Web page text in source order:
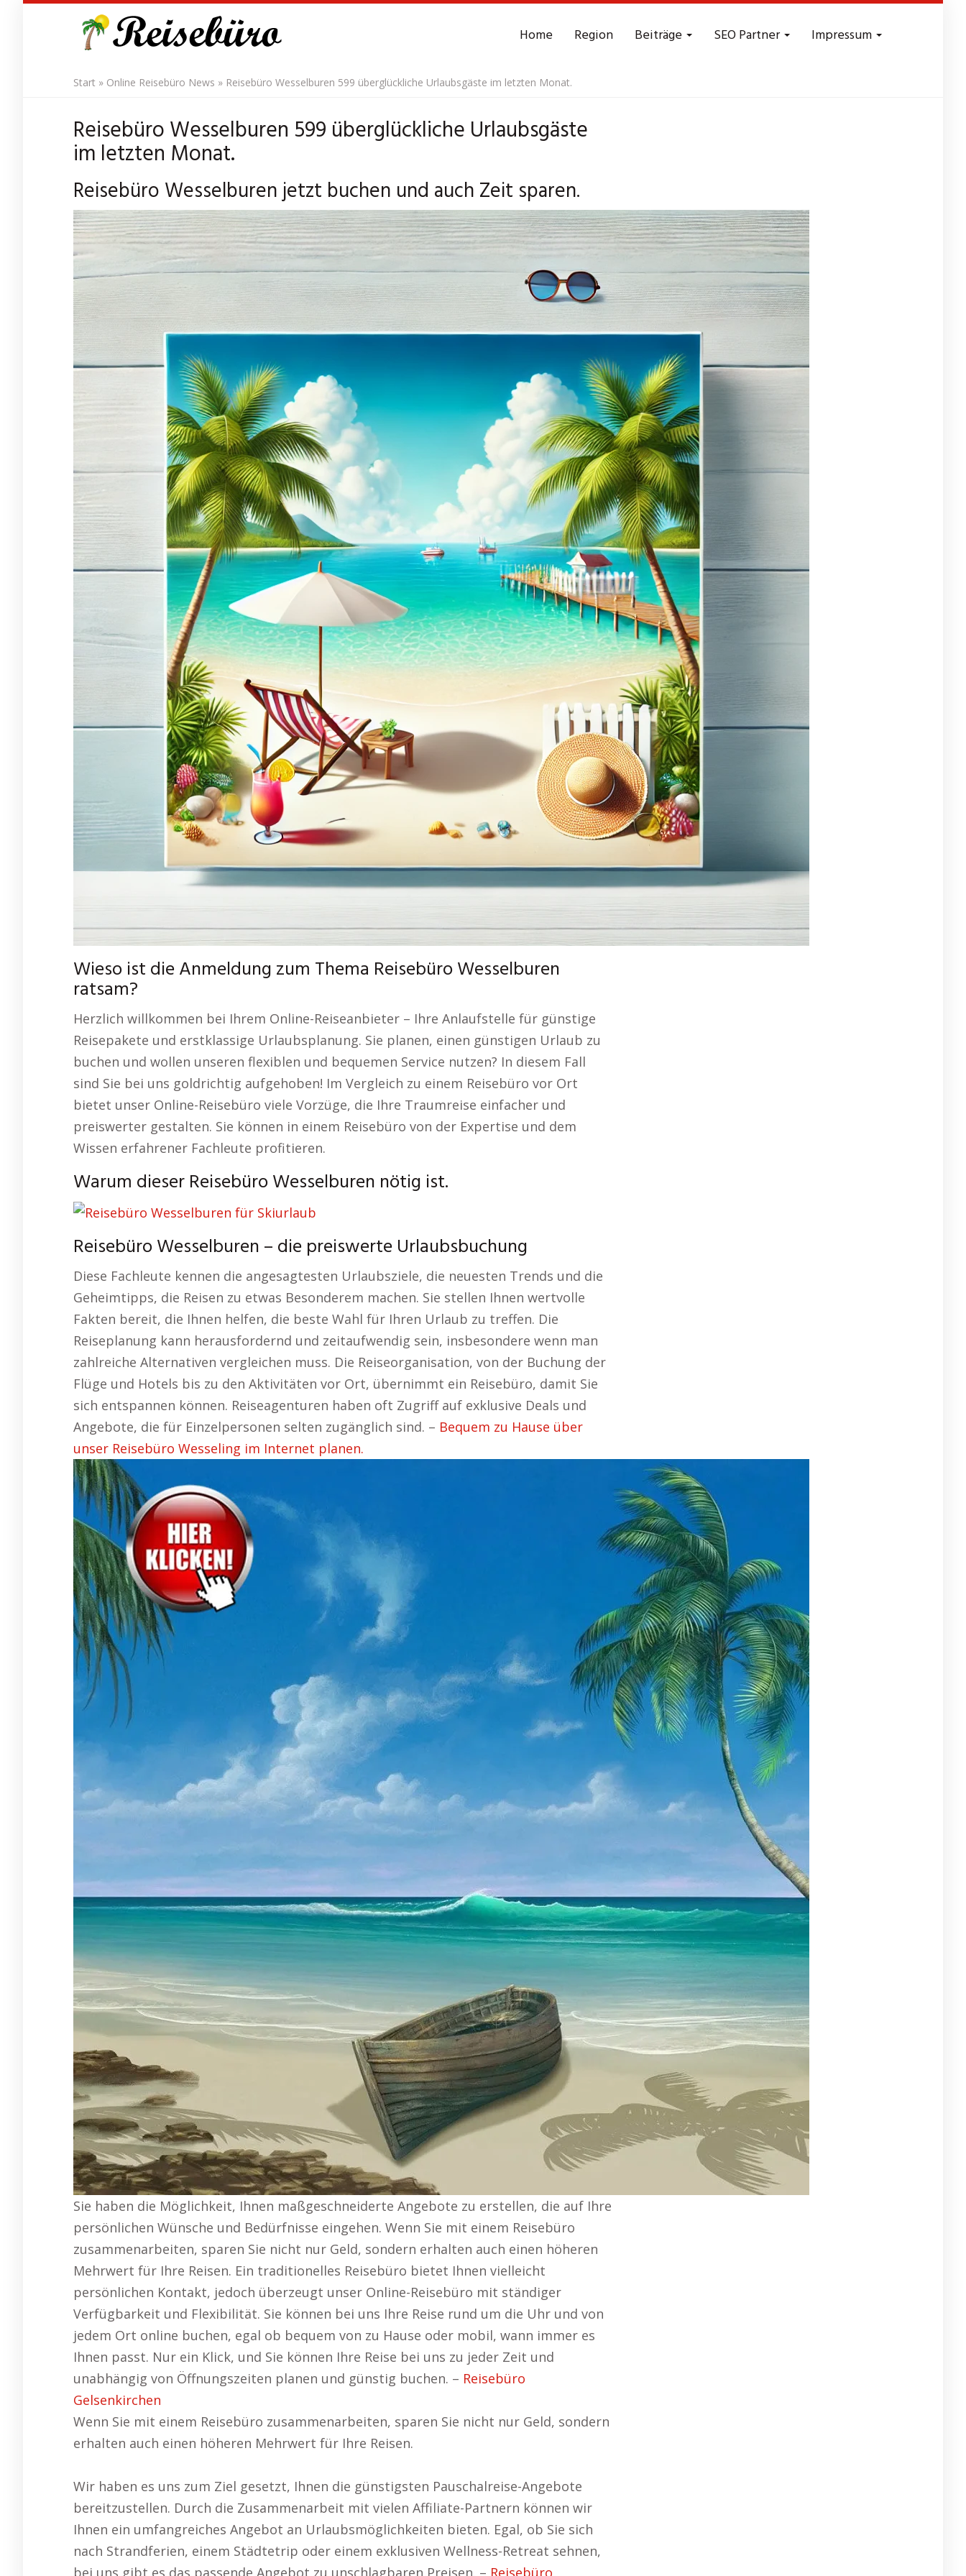
Home Region Beiträge SEO Partner Impressum
Start » Online Reisebüro News » Reisebüro Wesselburen 599 überglückliche Urlaubsgäste im letzten Monat.
Reisebüro Wesselburen 599 überglückliche Urlaubsgäste
im letzten Monat.
Reisebüro Wesselburen jetzt buchen und auch Zeit sparen.
Wieso ist die Anmeldung zum Thema Reisebüro Wesselburen
ratsam?
Herzlich willkommen bei Ihrem Online-Reiseanbieter – Ihre Anlaufstelle für günstige
Reisepakete und erstklassige Urlaubsplanung. Sie planen, einen günstigen Urlaub zu
buchen und wollen unseren flexiblen und bequemen Service nutzen? In diesem Fall
sind Sie bei uns goldrichtig aufgehoben! Im Vergleich zu einem Reisebüro vor Ort
bietet unser Online-Reisebüro viele Vorzüge, die Ihre Traumreise einfacher und
preiswerter gestalten. Sie können in einem Reisebüro von der Expertise und dem
Wissen erfahrener Fachleute profitieren.
Warum dieser Reisebüro Wesselburen nötig ist.
Reisebüro Wesselburen – die preiswerte Urlaubsbuchung
Diese Fachleute kennen die angesagtesten Urlaubsziele, die neuesten Trends und die
Geheimtipps, die Reisen zu etwas Besonderem machen. Sie stellen Ihnen wertvolle
Fakten bereit, die Ihnen helfen, die beste Wahl für Ihren Urlaub zu treffen. Die
Reiseplanung kann herausfordernd und zeitaufwendig sein, insbesondere wenn man
zahlreiche Alternativen vergleichen muss. Die Reiseorganisation, von der Buchung der
Flüge und Hotels bis zu den Aktivitäten vor Ort, übernimmt ein Reisebüro, damit Sie
sich entspannen können. Reiseagenturen haben oft Zugriff auf exklusive Deals und
Angebote, die für Einzelpersonen selten zugänglich sind. – Bequem zu Hause über
unser Reisebüro Wesseling im Internet planen.
Sie haben die Möglichkeit, Ihnen maßgeschneiderte Angebote zu erstellen, die auf Ihre
persönlichen Wünsche und Bedürfnisse eingehen. Wenn Sie mit einem Reisebüro
zusammenarbeiten, sparen Sie nicht nur Geld, sondern erhalten auch einen höheren
Mehrwert für Ihre Reisen. Ein traditionelles Reisebüro bietet Ihnen vielleicht
persönlichen Kontakt, jedoch überzeugt unser Online-Reisebüro mit ständiger
Verfügbarkeit und Flexibilität. Sie können bei uns Ihre Reise rund um die Uhr und von
jedem Ort online buchen, egal ob bequem von zu Hause oder mobil, wann immer es
Ihnen passt. Nur ein Klick, und Sie können Ihre Reise bei uns zu jeder Zeit und
unabhängig von Öffnungszeiten planen und günstig buchen. – Reisebüro
Gelsenkirchen
Wenn Sie mit einem Reisebüro zusammenarbeiten, sparen Sie nicht nur Geld, sondern
erhalten auch einen höheren Mehrwert für Ihre Reisen.
Wir haben es uns zum Ziel gesetzt, Ihnen die günstigsten Pauschalreise-Angebote
bereitzustellen. Durch die Zusammenarbeit mit vielen Affiliate-Partnern können wir
Ihnen ein umfangreiches Angebot an Urlaubsmöglichkeiten bieten. Egal, ob Sie sich
nach Strandferien, einem Städtetrip oder einem exklusiven Wellness-Retreat sehnen,
bei uns gibt es das passende Angebot zu unschlagbaren Preisen. – Reisebüro